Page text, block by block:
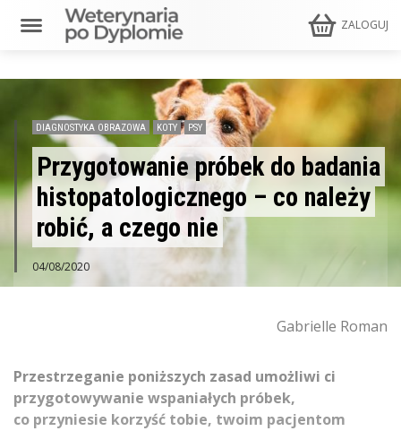
ZALOGUJ
DIAGNOSTYKA OBRAZOWA KOTY PSY
Przygotowanie próbek do badania
histopatologicznego – co należy
robić, a czego nie
04/08/2020
Gabrielle Roman
Przestrzeganie poniższych zasad umożliwi ci
przygotowywanie wspaniałych próbek,
co przyniesie korzyść tobie, twoim pacjentom